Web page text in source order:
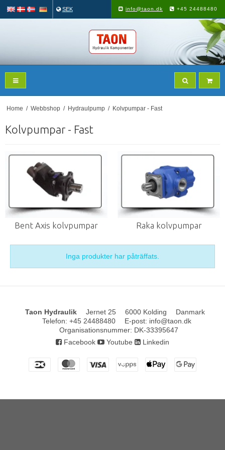
SEK info@taon.dk +45 24488480
Home / Webbshop / Hydraulpump / Kolvpumpar - Fast
Kolvpumpar - Fast
Bent Axis kolvpumpar Raka kolvpumpar
Inga produkter har påträffats.
Taon Hydraulik Jernet 25 6000 Kolding
Danmark
Telefon: +45 24488480 E-post: info@taon.dk
Organisationsnummer: DK-33395647
Facebook
Youtube Linkedin